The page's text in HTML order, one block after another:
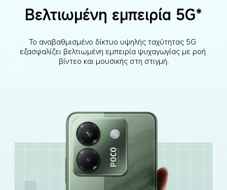
Βελτιωμένη εμπειρία 5G*
Το αναβαθμισμένο δίκτυο υψηλής ταχύτητας 5G
εξασφαλίζει βελτιωμένη εμπειρία ψυχαγωγίας με ροή
βίντεο και μουσικής στη στιγμή.